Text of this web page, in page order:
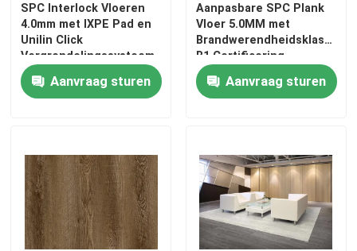
SPC Interlock Vloeren
4.0mm met IXPE Pad en
Unilin Click
Vergrendelingssysteem
Aanvraag sturen
Aanpasbare SPC Plank
Vloer 5.0MM met
Brandwerendheidsklasse
B1 Certificering
Aanvraag sturen